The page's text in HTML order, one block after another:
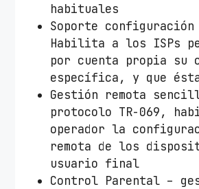
habituales
Soporte
Habilita a los ISPs
por cuenta propia su
específica, y que
Gestión remota
protocolo TR-069,
operador la
remota de los
usuario final
Control Parental –